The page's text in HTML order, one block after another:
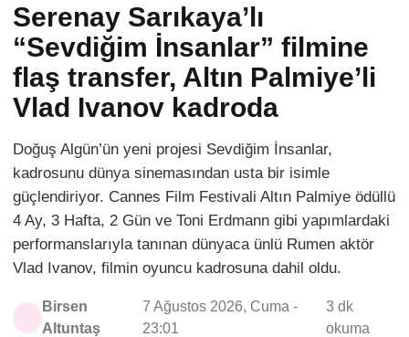
Serenay Sarıkaya’lı
“Sevdiğim İnsanlar” filmine
flaş transfer, Altın Palmiye’li
Vlad Ivanov kadroda
Doğuş Algün’ün yeni projesi Sevdiğim İnsanlar,
kadrosunu dünya sinemasından usta bir isimle
güçlendiriyor. Cannes Film Festivali Altın Palmiye ödüllü
4 Ay, 3 Hafta, 2 Gün ve Toni Erdmann gibi yapımlardaki
performanslarıyla tanınan dünyaca ünlü Rumen aktör
Vlad Ivanov, filmin oyuncu kadrosuna dahil oldu.
Birsen
Altuntaş
7 Ağustos 2026, Cuma -
23:01
3 dk
okuma